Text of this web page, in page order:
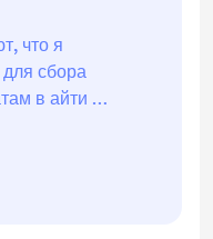
что я
сбора
в айти в